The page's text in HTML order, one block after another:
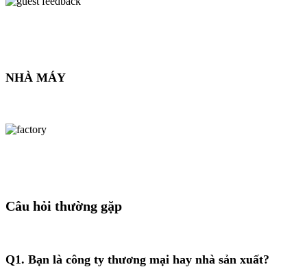
NHÀ MÁY
Câu hỏi thường gặp
Q1. Bạn là công ty thương mại hay nhà sản xuất?